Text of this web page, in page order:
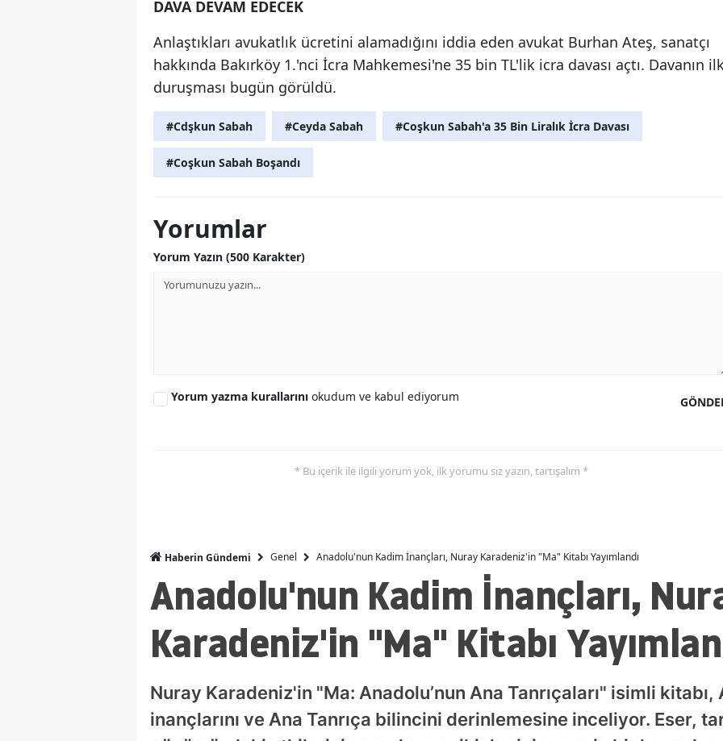
DAVA DEVAM EDECEK
Anlaştıkları avukatlık ücretini alamadığını iddia eden avukat Burhan Ateş, sanatçı
hakkında Bakırköy 1.'nci İcra Mahkemesi'ne 35 bin TL'lik icra davası açtı. Davanın
duruşması bugün görüldü.
#Cdşkun Sabah #Ceyda Sabah #Coşkun Sabah'a 35 Bin Liralık İcra Davası
#Coşkun Sabah Boşandı
Yorumlar
Yorum Yazın (500 Karakter)
Yorum yazma kurallarını okudum ve kabul ediyorum
* Bu içerik ile ilgili yorum yok, ilk yorumu siz yazın, tartışalım *
Haberin Gündemi Genel Anadolu'nun Kadim İnançları, Nuray Karadeniz'in "Ma" Kitabı Yayımlandı
Anadolu'nun Kadim İnançları,
Karadeniz'in "Ma" Kitabı
Nuray Karadeniz'in "Ma: Anadolu’nun Ana Tanrıçaları" isimli kitabı,
inançlarını ve Ana Tanrıça bilincini derinlemesine inceliyor. Eser,